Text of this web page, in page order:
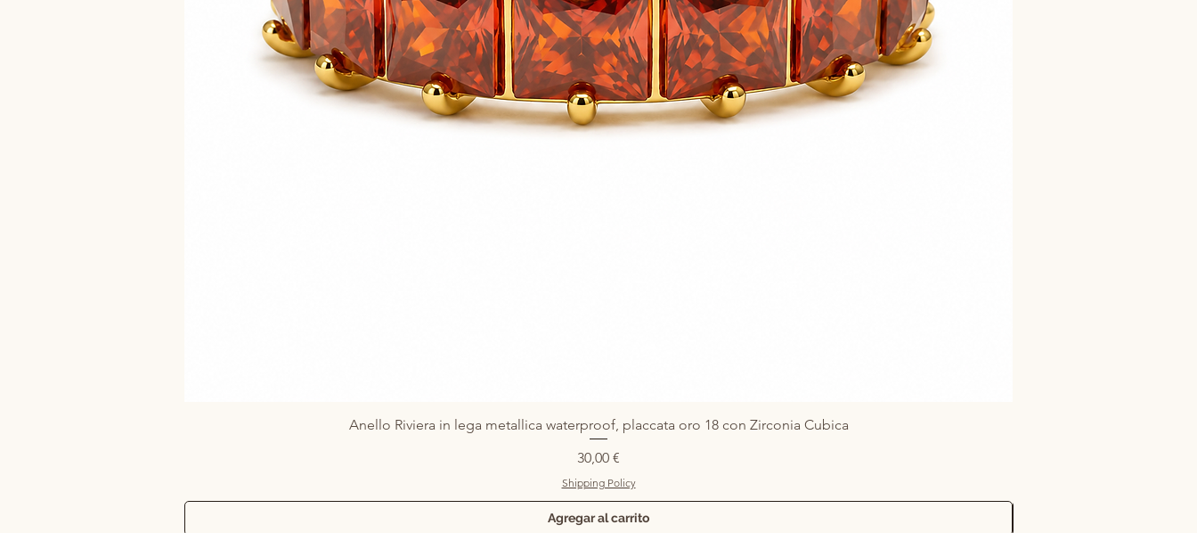
Vista rápida
Anello Riviera in lega metallica waterproof, placcata oro 18 con Zirconia Cubica
Precio
30,00 €
Shipping Policy
Agregar al carrito